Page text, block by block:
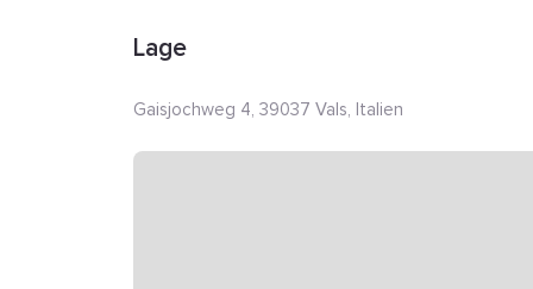
Lage
Gaisjochweg 4, 39037 Vals, Italien